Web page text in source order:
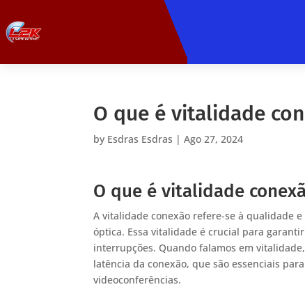
O que é vitalidade
by Esdras Esdras |Ago 27, 2024
O que é vitalidade
A vitalidade conexão refere-se à qualidade
óptica. Essa vitalidade é crucial para
interrupções. Quando falamos em
latência da conexão, que são essenciais
videoconferências.